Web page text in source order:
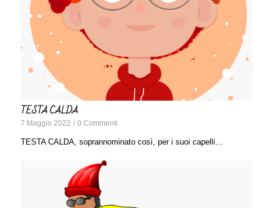
TESTA CALDA
7 Maggio 2022 / 0 Commenti
TESTA CALDA, soprannominato così, per i suoi capelli…